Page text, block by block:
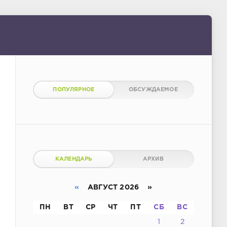
ПОПУЛЯРНОЕ ОБСУЖДАЕМОЕ
КАЛЕНДАРЬ АРХИВ
« АВГУСТ 2026 »
ПН ВТ СР ЧТ ПТ СБ ВС
1 2